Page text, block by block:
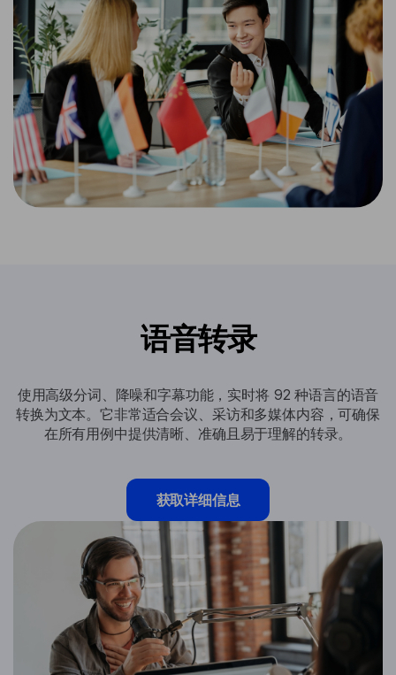
语音转录
使用高级分词、降噪和字幕功能，实时将 92 种语言的语音
转换为文本。它非常适合会议、采访和多媒体内容，可确保
在所有用例中提供清晰、准确且易于理解的转录。
获取详细信息